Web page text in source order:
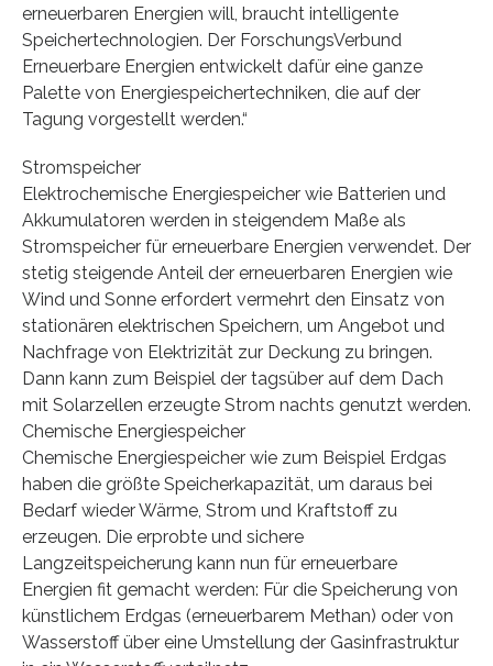
erneuerbaren Energien will, braucht intelligente
Speichertechnologien. Der ForschungsVerbund
Erneuerbare Energien entwickelt dafür eine ganze
Palette von Energiespeichertechniken, die auf der
Tagung vorgestellt werden.“
Stromspeicher
Elektrochemische Energiespeicher wie Batterien und
Akkumulatoren werden in steigendem Maße als
Stromspeicher für erneuerbare Energien verwendet. Der
stetig steigende Anteil der erneuerbaren Energien wie
Wind und Sonne erfordert vermehrt den Einsatz von
stationären elektrischen Speichern, um Angebot und
Nachfrage von Elektrizität zur Deckung zu bringen.
Dann kann zum Beispiel der tagsüber auf dem Dach
mit Solarzellen erzeugte Strom nachts genutzt werden.
Chemische Energiespeicher
Chemische Energiespeicher wie zum Beispiel Erdgas
haben die größte Speicherkapazität, um daraus bei
Bedarf wieder Wärme, Strom und Kraftstoff zu
erzeugen. Die erprobte und sichere
Langzeitspeicherung kann nun für erneuerbare
Energien fit gemacht werden: Für die Speicherung von
künstlichem Erdgas (erneuerbarem Methan) oder von
Wasserstoff über eine Umstellung der Gasinfrastruktur